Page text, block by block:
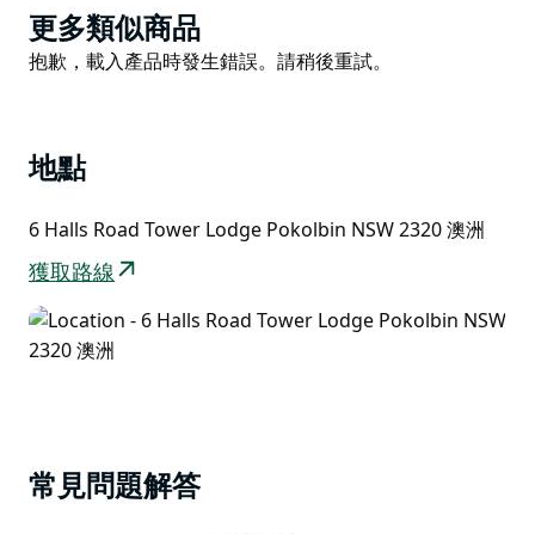
園藝團隊負責種植越來越多的食物，包括草本植物和本地
食材。對面就是一個牧場，飼養著 Hope 當地的安格斯
牛。
的內在聯繫。 季節性菜單展示了獵人谷農產品的卓越品
質，其地理位置使團隊能夠遵循從海洋、山脈和山谷獲取
Product
List
更多類似商品
Product
抱歉，載入產品時發生錯誤。請稍後重試。
地點
6 Halls Road Tower Lodge Pokolbin NSW 2320 澳洲
獲取路線
常見問題解答